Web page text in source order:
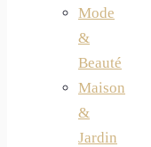
Mode
&
Beauté
Maison
&
Jardin